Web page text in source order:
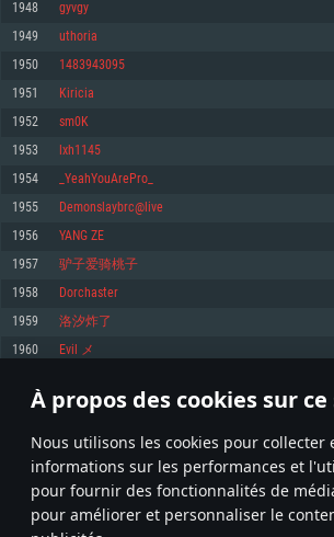
À propos des cookies sur
Nous utilisons les cookies pour collecter
informations sur les performances et
pour fournir des fonctionnalités de
pour améliorer et personnaliser le
OS: Windows 10 (64 bit)
Processeur: Dual-Core 2.2 GHz
Mémoire: 4 GB
Carte graphique supportant DirectX 11: AMD
GeForce GTX 660. La résolution minimale
Connection: Connexion Internet à haut débit
Disque dur: 23.1 Go (client minimal)
Recommandée
1060 et plus, Radeon RX 570 et plus.
Disque dur: 75.9 Go (client complet)
OS: Mac OS Big Sur 11.0 ou plus récent
Processeur: Core i5, minimum 2.2GHz (Les
pas supportés)
Mémoire: 6 GB
Carte graphique: Intel Iris Pro 5200 (Mac), ou
résolution minimale supportée par le jeu est de
Connection: Connexion Internet à haut débit
Disque dur: 62,2 Go (client minimal)
Recommandée
OS: Mac OS Big Sur 11.0 ou plus récent
Processeur: Core i7 (Les processeurs Intel Xeon ne
Mémoire: 8 GB
Carte graphique: Radeon Vega II ou plus avec
Disque dur: 62,2 Go (client complet)
OS: Les configurations Linux 64 bits les plus
Processeur: Dual-Core 2.4 GHz
Mémoire: 4 GB
Carte graphique: NVIDIA 660 avec les derniers
de même pour AMD (La résolution minimale
720p)
Connection: Connexion Internet à haut débit
Disque dur: 62,2 Go (client minimal)
Recommandée
OS: Ubuntu 20.04 64bit
Processeur: Intel Core i7
Mémoire: 8 GB
Carte graphique: NVIDIA 1060 avec les derniers
6 mois et supportant Vulkan
Connection: Connexion Internet à haut débit
Disque dur: 60,2 Go (client complet)
1948 gyvgy
1949 uthoria
1950 1483943095
1951 Kiricia
1952 sm0K
1953 lxh1145
1954 _YeahYouArePro_
1955 Demonslaybrc@live
1956 YANG ZE
1957 驴子爱骑桃子
1958 Dorchaster
1959 洛汐炸了
1960 Evil メ
* Classement mis à jour quotidiennement
97 98 99 198